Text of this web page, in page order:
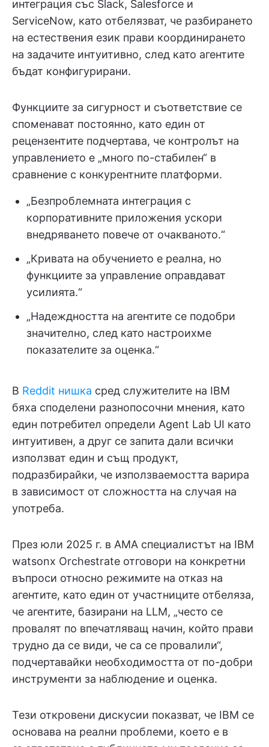
интеграция със Slack, Salesforce и
ServiceNow, като отбелязват, че разбирането
на естествения език прави координирането
на задачите интуитивно, след като агентите
бъдат конфигурирани.
Функциите за сигурност и съответствие се
споменават постоянно, като един от
рецензентите подчертава, че контролът на
управлението е „много по-стабилен“ в
сравнение с конкурентните платформи.
„Безпроблемната интеграция с
корпоративните приложения ускори
внедряването повече от очакваното.“
„Кривата на обучението е реална, но
функциите за управление оправдават
усилията.“
„Надеждността на агентите се подобри
значително, след като настроихме
показателите за оценка.“
В Reddit нишка сред служителите на IBM
бяха споделени разнопосочни мнения, като
един потребител определи Agent Lab UI като
интуитивен, а друг се запита дали всички
използват един и същ продукт,
подразбирайки, че използваемостта варира
в зависимост от сложността на случая на
употреба.
През юли 2025 г. в AMA специалистът на IBM
watsonx Orchestrate отговори на конкретни
въпроси относно режимите на отказ на
агентите, като един от участниците отбеляза,
че агентите, базирани на LLM, „често се
провалят по впечатляващ начин, който прави
трудно да се види, че са се провалили“,
подчертавайки необходимостта от по-добри
инструменти за наблюдение и оценка.
Тези откровени дискусии показват, че IBM се
основава на реални проблеми, което е в